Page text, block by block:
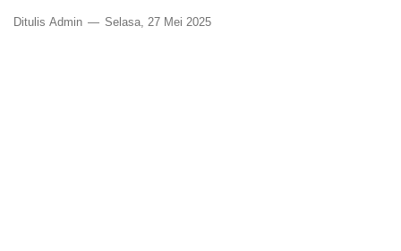
Ditulis Admin Selasa, 27 Mei 2025